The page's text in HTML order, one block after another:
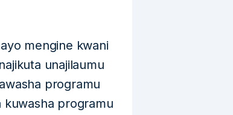
mengine kwani
unajilaumu
programu
kuwasha programu